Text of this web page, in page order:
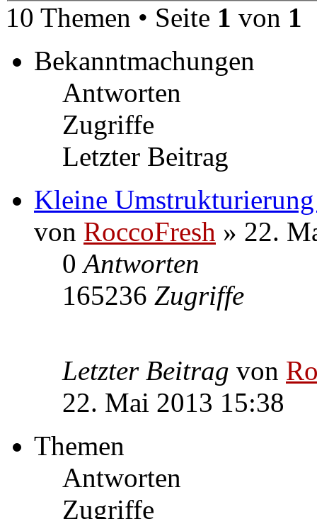
10 Themen • Seite 1 von 1
Bekanntmachungen
Antworten
Zugriffe
Letzter Beitrag
Kleine
von RoccoFresh » 22.
0Antworten
165236 Zugriffe
Letzter Beitrag von
22. Mai 2013 15:38
Themen
Antworten
Zugriffe